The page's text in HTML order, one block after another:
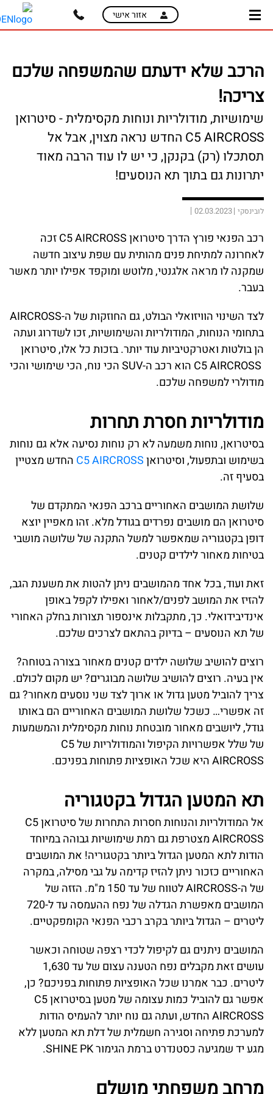
skip
skip
אזור אישי
הרכב שלא ידעתם שהמשפחה שלכם
צריכה!
שימושיות, מודולריות ונוחות מקסימלית - סיטרואן
C5 AIRCROSS החדש נראה מצוין, אבל אל
תסתכלו (רק) בקנקן, כי יש לו עוד הרבה מאוד
יתרונות גם בתוך תא הנוסעים!
לובינסקי 02.03.2023
רכב הפנאי פורץ הדרך סיטרואן C5 AIRCROSS זכה
לאחרונה למתיחת פנים מהותית עם שפת עיצוב חדשה
שמקנה לו מראה אלגנטי, מלוטש ומוקפד אפילו יותר מאשר
בעבר.
לצד השינוי הוויזואלי הבולט, גם החוזקות של ה-AIRCROSS
בתחומי הנוחות, המודולריות והשימושיות, זכו לשדרוג ועתה
הן בולטות ואטרקטיביות עוד יותר. בזכות כל אלו, סיטרואן
C5 AIRCROSS הוא רכב ה-SUV הכי נוח, הכי שימושי והכי
מודולרי למשפחה שלכם.
מודולריות חסרת תחרות
בסיטרואן, נוחות משמעה לא רק נוחות נסיעה אלא גם נוחות
בשימוש ובתפעול, וסיטרואןC5 AIRCROSS החדש מצטיין
בסעיף זה.
שלושת המושבים האחוריים ברכב הפנאי המתקדם של
סיטרואן הם מושבים נפרדים בגודל מלא. זהו מאפיין יוצא
דופן בקטגוריה שמאפשר למשל התקנה של שלושה מושבי
בטיחות מאחור לילדים קטנים.
זאת ועוד, בכל אחד מהמושבים ניתן להטות את משענת הגב,
להזיז את המושב לפנים/לאחור ואפילו לקפל באופן
אינדיבידואלי. כך, מתקבלות אינספור תצורות בחלק האחורי
של תא הנוסעים – בדיוק בהתאם לצרכים שלכם.
רוצים להושיב שלושה ילדים קטנים מאחור בצורה בטוחה?
אין בעיה. רוצים להושיב שלושה מבוגרים? יש מקום לכולם.
צריך להוביל מטען גדול או ארוך לצד שני נוסעים מאחור? גם
זה אפשרי… כשכל שלושת המושבים האחוריים הם באותו
גודל, ליושבים מאחור מובטחת נוחות מקסימלית והמשמעות
של שלל אפשרויות הקיפול והמודולריות של C5
AIRCROSS היא שכל האופציות פתוחות בפניכם.
תא המטען הגדול בקטגוריה
אל המודולריות והנוחות חסרות התחרות של סיטרואן C5
AIRCROSS מצטרפת גם רמת שימושיות גבוהה במיוחד
הודות לתא המטען הגדול ביותר בקטגוריה! את המושבים
האחוריים כזכור ניתן להזיז קדימה על גבי מסילה, במקרה
של ה-AIRCROSS לטווח של עד 150 מ"מ. הזזה של
המושבים מאפשרת הגדלה של נפח ההעמסה עד ל-720
ליטרים – הגדול ביותר בקרב רכבי הפנאי הקומפקטיים.
המושבים ניתנים גם לקיפול לכדי רצפה שטוחה וכאשר
עושים זאת מקבלים נפח הטענה עצום של עד 1,630
ליטרים. כבר אמרנו שכל האופציות פתוחות בפניכם? כן,
אפשר גם להוביל כמות עצומה של מטען בסיטרואן C5
AIRCROSS החדש, ועתה גם נוח יותר להעמיס הודות
למערכת פתיחה וסגירה חשמלית של דלת תא המטען ללא
מגע יד שמגיעה כסטנדרט ברמת הגימור SHINE PK.